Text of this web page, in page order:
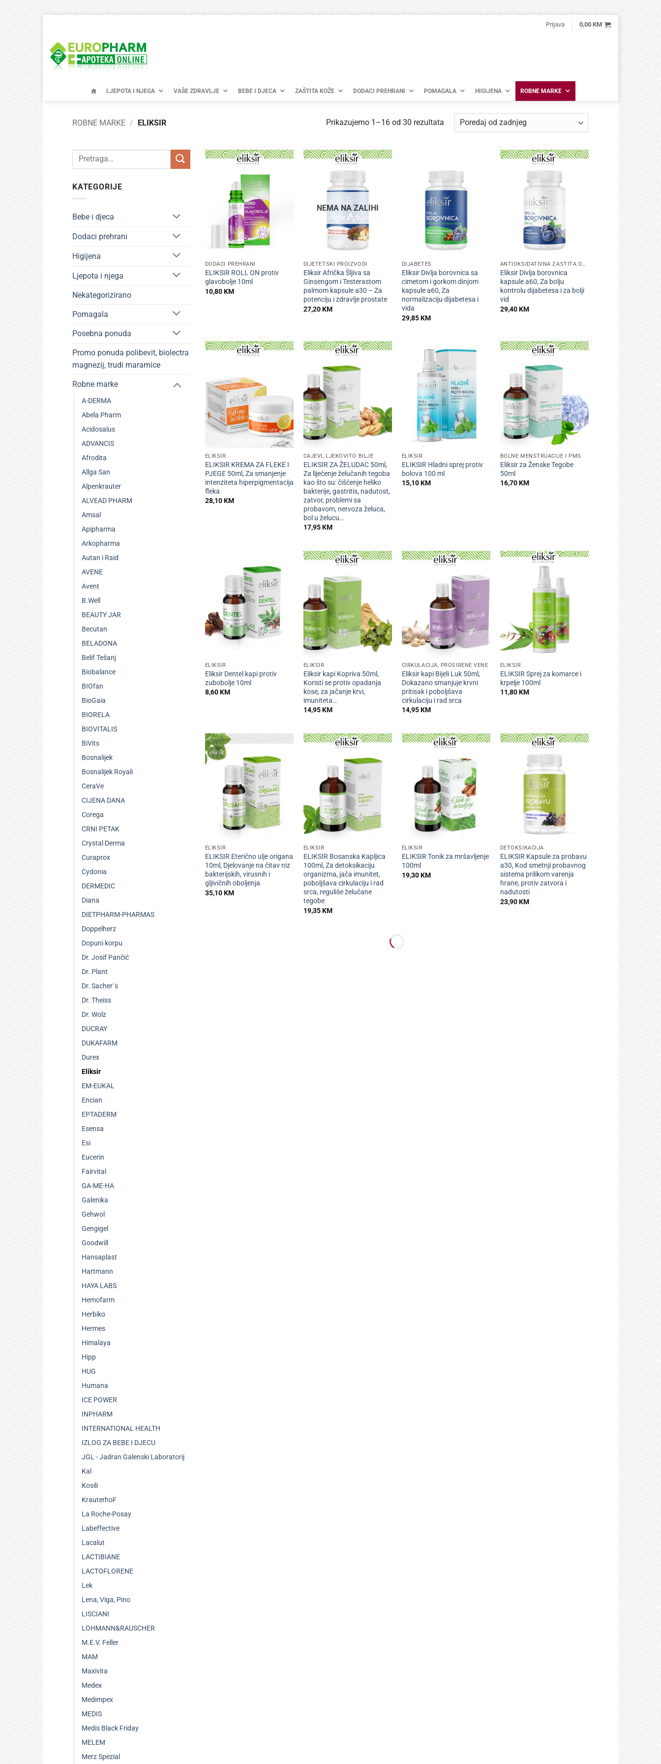
content
Prijava 0,00 KM
LJEPOTA I NJEGA VAŠE ZDRAVLJE BEBE I DJECA ZAŠTITA KOŽE DODACI PREHRANI POMAGALA HIGIJENA ROBNE MARKE
ROBNE MARKE / ELIKSIR Prikazujemo 1–16 od 30 rezultataPoredano
Pretraži:
KATEGORIJE
Bebe i djeca
Dodaci prehrani
Higijena
Ljepota i njega
Nekategorizirano
Pomagala
Posebna ponuda
Promo ponuda polibevit, biolectra
magnezij, trudi maramice
Robne marke
A-DERMA
Abela Pharm
Acidosalus
ADVANCIS
Afrodita
Allga San
Alpenkrauter
ALVEAD PHARM
Amsal
Apipharma
Arkopharma
Autan i Raid
AVENE
Avent
B.Well
BEAUTY JAR
Becutan
BELADONA
Belif Tešanj
Biobalance
BIOfan
BioGaia
BIORELA
BIOVITALIS
BiVits
Bosnalijek
Bosnalijek Royali
CeraVe
CIJENA DANA
Corega
CRNI PETAK
Crystal Derma
Curaprox
Cydonia
DERMEDIC
Diana
DIETPHARM-PHARMAS
Doppelherz
Dopuni korpu
Dr. Josif Pančić
Dr. Plant
Dr. Sacher`s
Dr. Theiss
Dr. Wolz
DUCRAY
DUKAFARM
Durex
Eliksir
EM-EUKAL
Encian
EPTADERM
Esensa
Esi
Eucerin
Fairvital
GA-ME-HA
Galenika
Gehwol
Gengigel
Goodwill
Hansaplast
Hartmann
HAYA LABS
Hemofarm
Herbiko
Hermes
Himalaya
Hipp
HUG
Humana
ICE POWER
INPHARM
INTERNATIONAL HEALTH
IZLOG ZA BEBE I DJECU
JGL - Jadran Galenski Laboratorij
Kal
Kosili
KrauterhoF
La Roche-Posay
Labeffective
Lacalut
LACTIBIANE
LACTOFLORENE
Lek
Lena, Viga, Pino
LISCIANI
LOHMANN&RAUSCHER
M.E.V. Feller
MAM
Maxivita
Medex
Medimpex
MEDIS
Medis Black Friday
MELEM
Merz Spezial
DODACI PREHRANI
ELIKSIR ROLL ON protiv
glavobolje 10ml
10,80KM
NEMA NA ZALIHI
DIJETETSKI PROIZVODI
Eliksir Afrička Šljiva sa
Ginsengom i Testerastom
palmom kapsule a30 – Za
potenciju i zdravlje prostate
27,20KM
DIJABETES
Eliksir Divlja borovnica sa
cimetom i gorkom dinjom
kapsule a60, Za
normalizaciju dijabetesa i
vida
29,85KM
ANTIOKSIDATIVNA ZAŠTITA ORGANIZMA
Eliksir Divlja borovnica
kapsule a60, Za bolju
kontrolu dijabetesa i za bolji
vid
29,40KM
ELIKSIR
ELIKSIR KREMA ZA FLEKE I
PJEGE 50ml, Za smanjenje
intenziteta hiperpigmentacija
fleka
28,10KM
+
ČAJEVI, LJEKOVITO BILJE
ELIKSIR ZA ŽELUDAC 50ml,
Za liječenje želučanih tegoba
kao što su: čišćenje heliko
bakterije, gastritis, nadutost,
zatvor, problemi sa
probavom, nervoza želuca,
bol u želucu…
17,95KM
ELIKSIR
ELIKSIR Hladni sprej protiv
bolova 100 ml
15,10KM
+
BOLNE MENSTRUACIJE I PMS
Eliksir za Ženske Tegobe
50ml
16,70KM
ELIKSIR
Eliksir Dentel kapi protiv
zubobolje 10ml
8,60KM
+
ELIKSIR
Eliksir kapi Kopriva 50ml,
Koristi se protiv opadanja
kose, za jačanje krvi,
imuniteta…
14,95KM
+
CIRKULACIJA, PROŠIRENE VENE
Eliksir kapi Bijeli Luk 50ml,
Dokazano smanjuje krvni
pritisak i poboljšava
cirkulaciju i rad srca
14,95KM
+
ELIKSIR
ELIKSIR Sprej za komarce i
krpelje 100ml
11,80KM
ELIKSIR
ELIKSIR Eterično ulje origana
10ml, Djelovanje na čitav niz
bakterijskih, virusnih i
gljivičnih oboljenja
35,10KM
+
ELIKSIR
ELIKSIR Bosanska Kapljica
100ml, Za detoksikaciju
organizma, jača imunitet,
poboljšava cirkulaciju i rad
srca, reguliše želučane
tegobe
19,35KM
+
ELIKSIR
ELIKSIR Tonik za mršavljenje
100ml
19,30KM
DETOKSIKACIJA
ELIKSIR Kapsule za probavu
a30, Kod smetnji probavnog
sistema prilikom varenja
hrane, protiv zatvora i
nadutosti
23,90KM